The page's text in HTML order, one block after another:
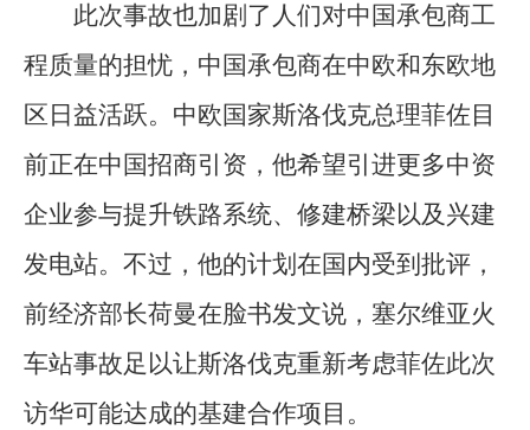
此次事故也加剧了人们对中国承包商工
程质量的担忧，中国承包商在中欧和东欧地
区日益活跃。中欧国家斯洛伐克总理菲佐目
前正在中国招商引资，他希望引进更多中资
企业参与提升铁路系统、修建桥梁以及兴建
发电站。不过，他的计划在国内受到批评，
前经济部长荷曼在脸书发文说，塞尔维亚火
车站事故足以让斯洛伐克重新考虑菲佐此次
访华可能达成的基建合作项目。